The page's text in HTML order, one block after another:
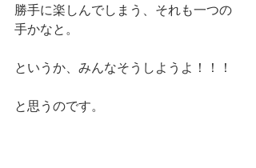
勝手に楽しんでしまう、それも一つの
手かなと。
というか、みんなそうしようよ！！！
と思うのです。